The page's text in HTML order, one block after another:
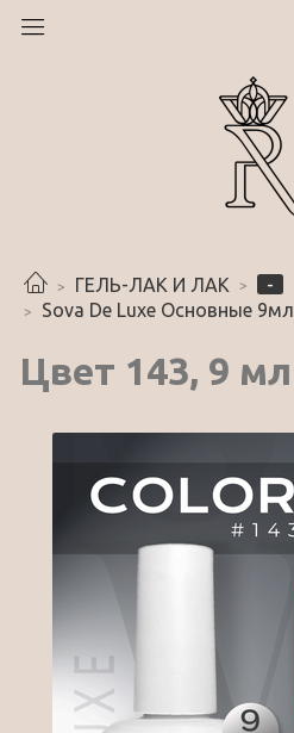
ГЕЛЬ-ЛАК И ЛАК
-
Sova De Luxe Основные 9мл
Цвет 143, 9 мл